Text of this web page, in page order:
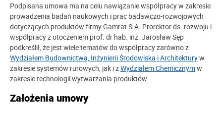
Podpisana umowa ma na celu nawiązanie współpracy w zakresie
prowadzenia badań naukowych i prac badawczo-rozwojowych
dotyczących produktów firmy Gamrat S.A. Prorektor ds. rozwoju i
współpracy z otoczeniem prof. dr hab. inż. Jarosław Sęp
podkreślił, że jest wiele tematów do współpracy zarówno z
Wydziałem Budownictwa, Inżynierii Środowiska i Architekturyw
zakresie systemów rurowych, jak i zWydziałem Chemicznymw
zakresie technologii wytwarzania produktów.
Założenia umowy